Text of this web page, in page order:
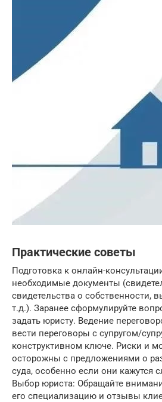
Практические советы
Подготовка к онлайн-
необходимые документы
свидетельства о собственности,
т.д.). Заранее сформулируйте
задать юристу. Ведение
вести переговоры с супругом/
конструктивном ключе. Риски и
осторожны с предложениями о
суда, особенно если они
Выбор юриста: Обращайте
его специализацию и отзывы